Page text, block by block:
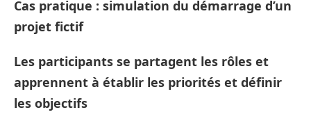
Cas pratique : simulation du démarrage d’un
projet fictif
Les participants se partagent les rôles et
apprennent à établir les priorités et définir
les objectifs